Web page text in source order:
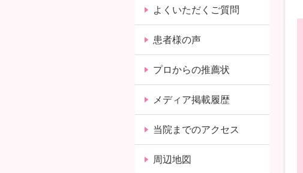
よくいただくご質問
患者様の声
プロからの推薦状
メディア掲載履歴
当院までのアクセス
周辺地図